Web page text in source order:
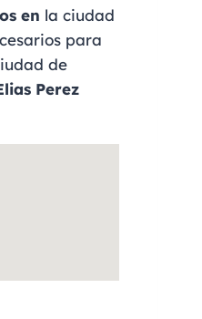
en la ciudad
para
de
Perez